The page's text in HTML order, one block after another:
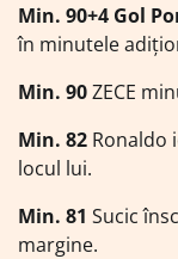
Min. 90+4 Gol
în minutele
Min. 90ZECE
Min. 82 Ronaldo
locul lui.
Min. 81 Sucic
margine.